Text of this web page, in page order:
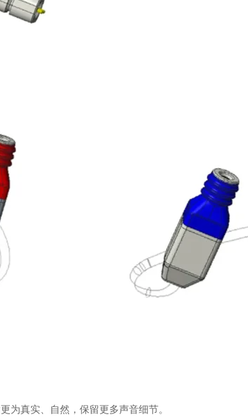
真实、自然，保留更多声音细节。